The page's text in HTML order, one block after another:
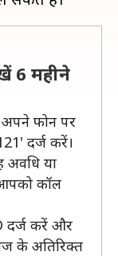
6 महीने
अपने फोन पर
दर्ज करें।
अवधि या
आपको कॉल
दर्ज करें और
के अतिरिक्त